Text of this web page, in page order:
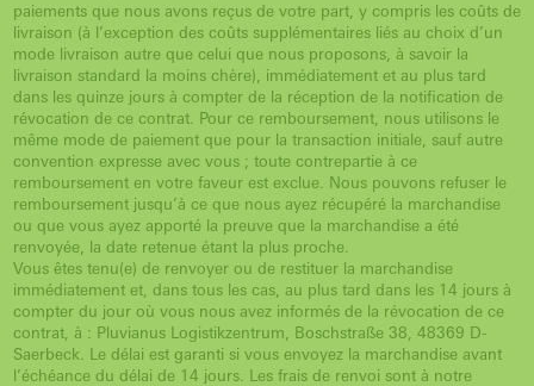
paiements que nous avons reçus de votre part, y compris les coûts de
livraison (à l’exception des coûts supplémentaires liés au choix d’un
mode livraison autre que celui que nous proposons, à savoir la
livraison standard la moins chère), immédiatement et au plus tard
dans les quinze jours à compter de la réception de la notification de
révocation de ce contrat. Pour ce remboursement, nous utilisons le
même mode de paiement que pour la transaction initiale, sauf autre
convention expresse avec vous ; toute contrepartie à ce
remboursement en votre faveur est exclue. Nous pouvons refuser le
remboursement jusqu’à ce que nous ayez récupéré la marchandise
ou que vous ayez apporté la preuve que la marchandise a été
renvoyée, la date retenue étant la plus proche.
Vous êtes tenu(e) de renvoyer ou de restituer la marchandise
immédiatement et, dans tous les cas, au plus tard dans les 14 jours à
compter du jour où vous nous avez informés de la révocation de ce
contrat, à : Pluvianus Logistikzentrum, Boschstraße 38, 48369 D-
Saerbeck. Le délai est garanti si vous envoyez la marchandise avant
l’échéance du délai de 14 jours. Les frais de renvoi sont à notre